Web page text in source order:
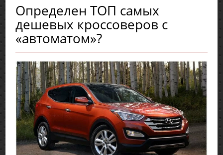
Определен ТОП самых
дешевых кроссоверов с
«автоматом»?